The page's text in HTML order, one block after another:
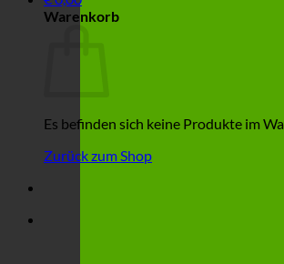
Warenkorb
Es befinden sich keine Produkte im
Zurück zum Shop